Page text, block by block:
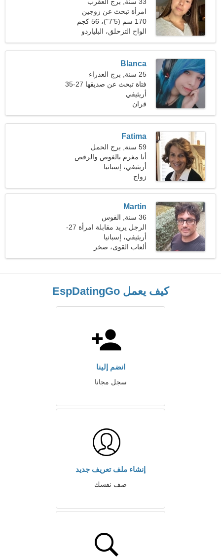
امرأة تبحث عن زوجين
170 سم (5'7")، 56 كجم
(123 رطلا)
الواح التزحلق، البلياردو
Blanca
25 سنة, برج العذراء
فتاة تبحث عن صديقها 27-35
أريثيفي
قران
Fatima
59 سنة, برج الحمل
أنا مغرم بالغوص والرقص
أريثيفي، إسبانيا
زواج
Martin
36 سنة, القوس
الرجل يريد مقابلة امرأة 27-
34
أريثيفي، إسبانيا
ألعاب القوى، صخر
كيف يعمل EspDatingGo
انضم إلينا
سجل مجانا
إنشاء ملف تعريف جديد
صف نفسك